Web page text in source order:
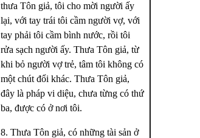
thưa Tôn giả, tôi cho mời người ấy
lại, với tay trái tôi cầm người vợ, với
tay phải tôi cầm bình nước, rồi tôi
rửa sạch người ấy. Thưa Tôn giả, từ
khi bỏ người vợ trẻ, tâm tôi không có
một chút đổi khác. Thưa Tôn giả,
đây là pháp vi diệu, chưa từng có thứ
ba, được có ở nơi tôi.
8. Thưa Tôn giả, có những tài sản ở